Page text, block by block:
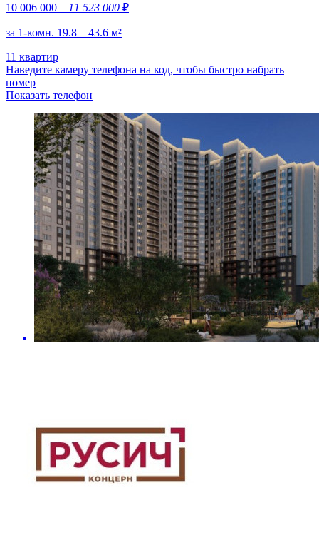
10 006 000 – 11 523 000 ₽
за 1-комн. 19.8 – 43.6 м²
11 квартир
Наведите камеру телефона на код, чтобы быстро набрать
номер
Показать телефон